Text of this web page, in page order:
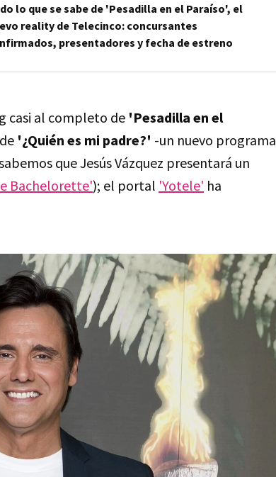
lo que se sabe de 'Pesadilla en el Paraíso', el
reality de Telecinco: concursantes
presentadores y fecha de estreno
casi al completo de 'Pesadilla en el
'¿Quién es mi padre?' -un nuevo programa
que Jesús Vázquez presentará un
Bachelorette'); el portal 'Yotele' ha